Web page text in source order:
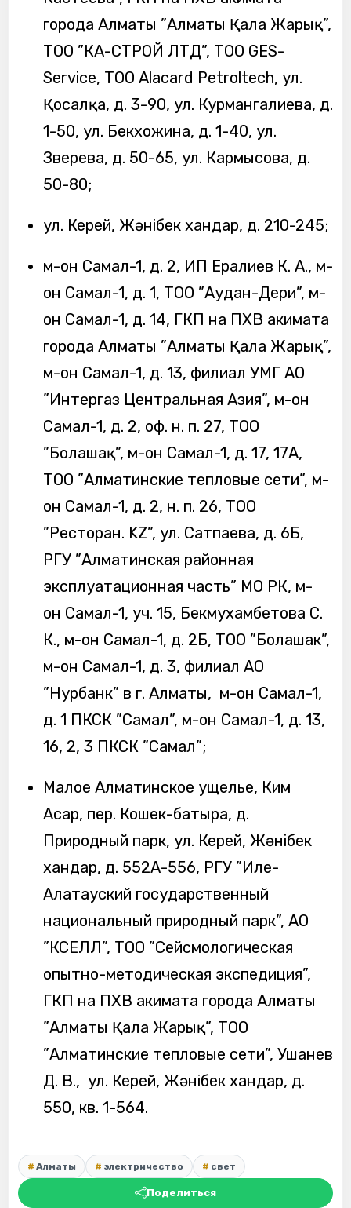
города Алматы ”Алматы Қала Жарық”,
ТОО ”КА-СТРОЙ ЛТД”, ТОО GES-
Service, ТОО Alacard Petroltech, ул.
Қосалқа, д. 3-90, ул. Курмангалиева, д.
1-50, ул. Бекхожина, д. 1-40, ул.
Зверева, д. 50-65, ул. Кармысова, д.
50-80;
ул. Керей, Жәнібек хандар, д. 210-245;
м-он Самал-1, д. 2, ИП Ералиев К. А., м-
он Самал-1, д. 1, ТОО ”Аудан-Дери”, м-
он Самал-1, д. 14, ГКП на ПХВ акимата
города Алматы ”Алматы Қала Жарық”,
м-он Самал-1, д. 13, филиал УМГ АО
”Интергаз Центральная Азия”, м-он
Самал-1, д. 2, оф. н. п. 27, ТОО
”Болашақ”, м-он Самал-1, д. 17, 17А,
ТОО ”Алматинские тепловые сети”, м-
он Самал-1, д. 2, н. п. 26, ТОО
”Ресторан. KZ”, ул. Сатпаева, д. 6Б,
РГУ ”Алматинская районная
эксплуатационная часть” МО РК, м-
он Самал-1, уч. 15, Бекмухамбетова С.
К., м-он Самал-1, д. 2Б, ТОО ”Болашак”,
м-он Самал-1, д. 3, филиал АО
”Нурбанк” в г. Алматы, м-он Самал-1,
д. 1 ПКСК ”Самал”, м-он Самал-1, д. 13,
16, 2, 3 ПКСК ”Самал”;
Малое Алматинское ущелье, Ким
Асар, пер. Кошек-батыра, д.
Природный парк, ул. Керей, Жәнібек
хандар, д. 552А-556, РГУ ”Иле-
Алатауский государственный
национальный природный парк”, АО
”КСЕЛЛ”, ТОО ”Сейсмологическая
опытно-методическая экспедиция”,
ГКП на ПХВ акимата города Алматы
”Алматы Қала Жарық”, ТОО
”Алматинские тепловые сети”, Ушанев
Д. В., ул. Керей, Жәнібек хандар, д.
550, кв. 1-564.
Алматы электричество свет
Поделиться